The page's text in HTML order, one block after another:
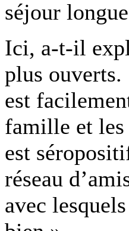
séjour
Ici, a-t-il
plus
est
famille et les
est
réseau
avec